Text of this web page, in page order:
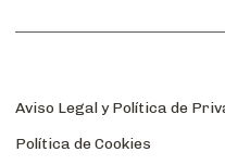
Aviso Legal y Política de
Política de Cookies